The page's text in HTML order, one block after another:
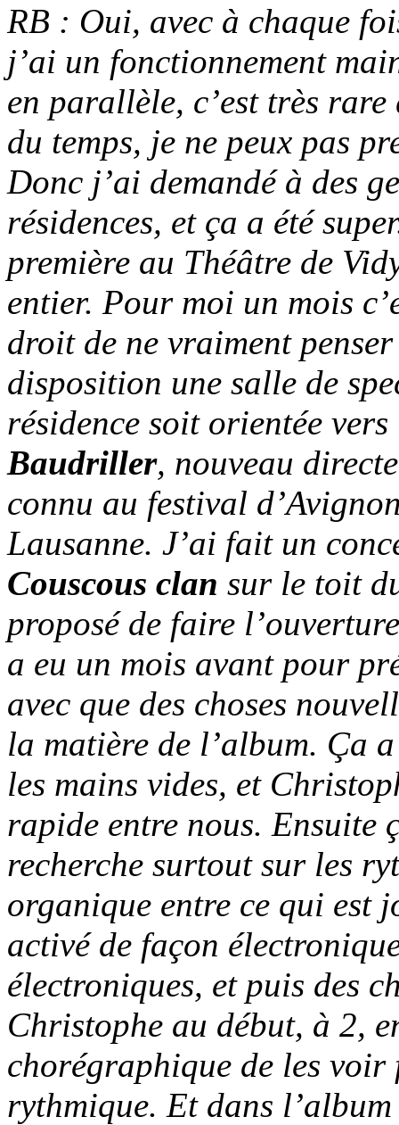
RB : Oui, avec à chaque
j’ai un fonctionnement
en parallèle, c’est très
du temps, je ne peux pas
Donc j’ai demandé à des
résidences, et ça a été
première au Théâtre de
entier. Pour moi un mois
droit de ne vraiment
disposition une salle de
résidence soit orientée
Baudriller, nouveau
connu au festival
Lausanne. J’ai fait un
Couscous clan sur le toit
proposé de faire
a eu un mois avant pour
avec que des choses
la matière de l’album. Ça
les mains vides, et
rapide entre nous. Ensuite
recherche surtout sur les
organique entre ce qui est
activé de façon
électroniques, et puis des
Christophe au début, à 2,
chorégraphique de les voir
rythmique. Et dans l’album